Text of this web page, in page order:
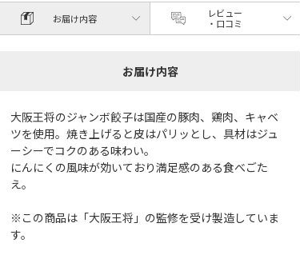
お届け内容
レビュー
・口コミ
お届け内容
大阪王将のジャンボ餃子は国産の豚肉、鶏肉、キャベ
ツを使用。焼き上げると皮はパリッとし、具材はジュ
ーシーでコクのある味わい。
にんにくの風味が効いており満足感のある食べごた
え。
※この商品は「大阪王将」の監修を受け製造していま
す。